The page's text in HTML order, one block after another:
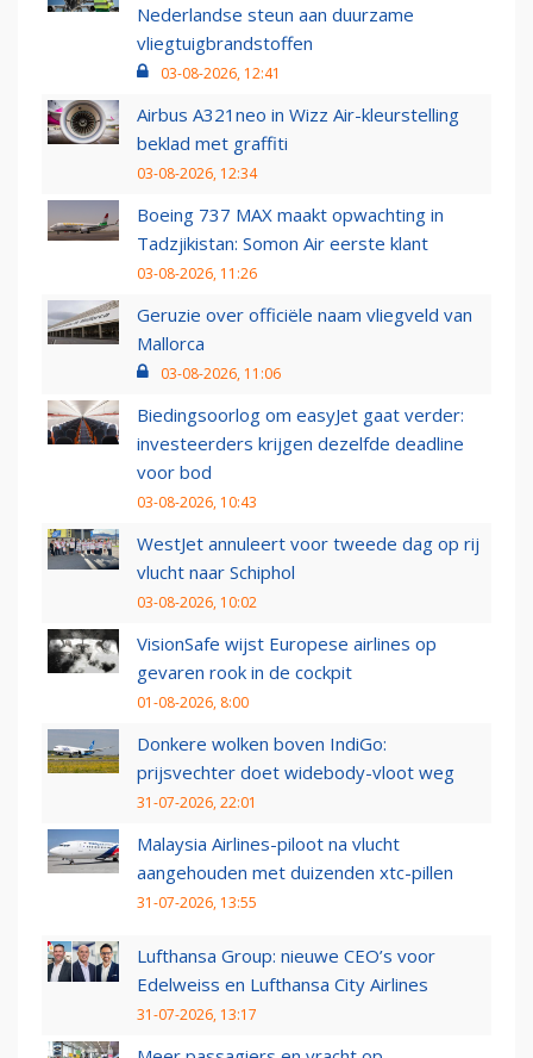
Nederlandse steun aan duurzame
vliegtuigbrandstoffen
03-08-2026, 12:41
Airbus A321neo in Wizz Air-kleurstelling
beklad met graffiti
03-08-2026, 12:34
Boeing 737 MAX maakt opwachting in
Tadzjikistan: Somon Air eerste klant
03-08-2026, 11:26
Geruzie over officiële naam vliegveld van
Mallorca
03-08-2026, 11:06
Biedingsoorlog om easyJet gaat verder:
investeerders krijgen dezelfde deadline
voor bod
03-08-2026, 10:43
WestJet annuleert voor tweede dag op rij
vlucht naar Schiphol
03-08-2026, 10:02
VisionSafe wijst Europese airlines op
gevaren rook in de cockpit
01-08-2026, 8:00
Donkere wolken boven IndiGo:
prijsvechter doet widebody-vloot weg
31-07-2026, 22:01
Malaysia Airlines-piloot na vlucht
aangehouden met duizenden xtc-pillen
31-07-2026, 13:55
Lufthansa Group: nieuwe CEO’s voor
Edelweiss en Lufthansa City Airlines
31-07-2026, 13:17